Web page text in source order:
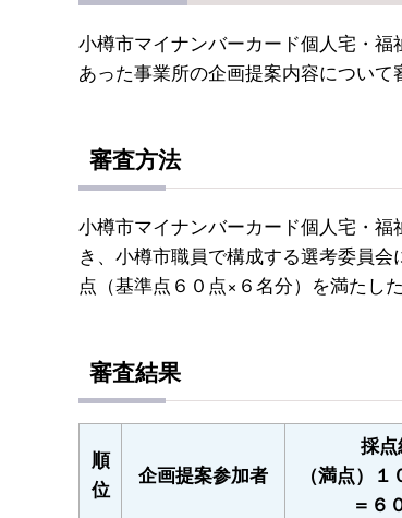
小樽市マイナンバーカード個人宅・
あった事業所の企画提案内容につい
審査方法
小樽市マイナンバーカード個人宅・
き、小樽市職員で構成する選考委員
点（基準点６０点×６名分）を満たし
審査結果
順
位
企画提案参加者
採
（満点）
＝６